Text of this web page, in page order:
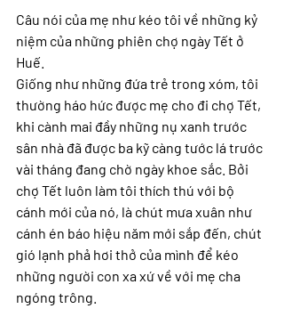
Câu nói của mẹ như kéo tôi về những kỷ
niệm của những phiên chợ ngày Tết ở
Huế.
Giống như những đứa trẻ trong xóm, tôi
thường háo hức được mẹ cho đi chợ Tết,
khi cành mai đầy những nụ xanh trước
sân nhà đã được ba kỹ càng tước lá trước
vài tháng đang chờ ngày khoe sắc. Bởi
chợ Tết luôn làm tôi thích thú với bộ
cánh mới của nó, là chút mưa xuân như
cánh én báo hiệu năm mới sắp đến, chút
gió lạnh phả hơi thở của mình để kéo
những người con xa xứ về với mẹ cha
ngóng trông.